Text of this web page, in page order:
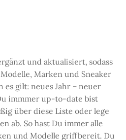
und aktualisiert, sodass
Marken und Sneaker
es gilt: neues Jahr – neuer
immmer up-to-date bist
über diese Liste oder lege
ab. So hast Du immer alle
und Modelle griffbereit. Du